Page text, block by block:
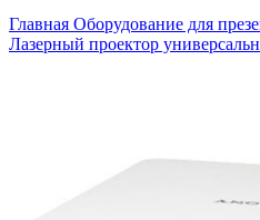
Главная Оборудование для
Лазерный проектор